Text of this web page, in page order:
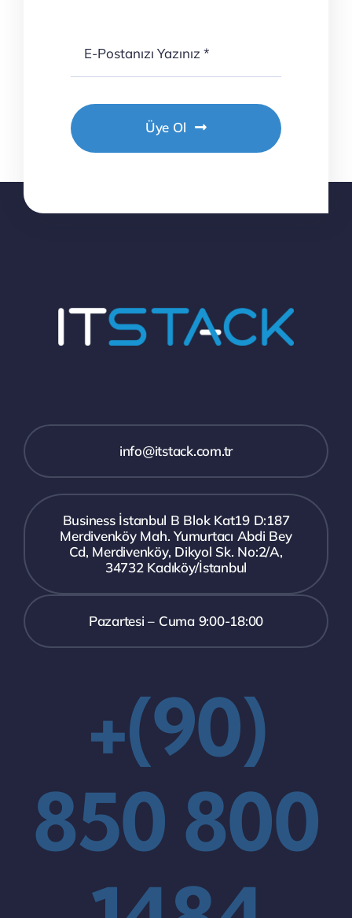
Üye Ol
info@itstack.com.tr
Business İstanbul B Blok Kat19 D:187
Merdivenköy Mah. Yumurtacı Abdi Bey
Cd, Merdivenköy, Dikyol Sk. No:2/A,
34732 Kadıköy/İstanbul
Pazartesi – Cuma 9:00-18:00
+(90)
850 800